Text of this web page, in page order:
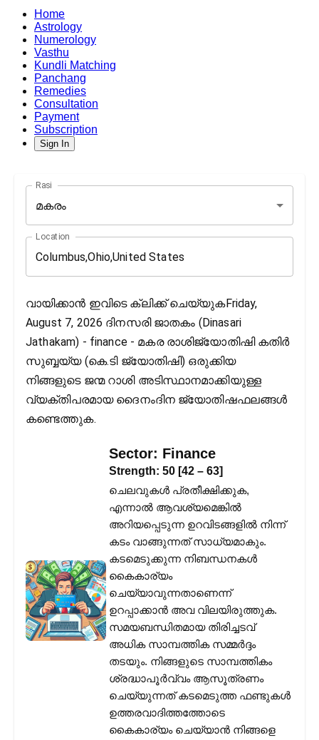
Home
Astrology
Numerology
Vasthu
Kundli Matching
Panchang
Remedies
Consultation
Payment
Subscription
Sign In
Rasi
മകരം
Location
വായിക്കാൻ ഇവിടെ ക്ലിക്ക് ചെയ്യുകFriday,
August 7, 2026 ദിനസരി ജാതകം (Dinasari
Jathakam) - finance - മകര രാശിജ്യോതിഷി കതിര്‍
സുബ്ബയ്യ (കെ.ടി ജ്യോതിഷി) ഒരുക്കിയ
നിങ്ങളുടെ ജന്മ റാശി അടിസ്ഥാനമാക്കിയുള്ള
വ്യക്തിപരമായ ദൈനംദിന ജ്യോതിഷഫലങ്ങള്‍
കണ്ടെത്തുക.
Sector: Finance
Strength: 50 [42 – 63]
ചെലവുകൾ പ്രതീക്ഷിക്കുക,
എന്നാൽ ആവശ്യമെങ്കിൽ
അറിയപ്പെടുന്ന ഉറവിടങ്ങളിൽ നിന്ന്
കടം വാങ്ങുന്നത് സാധ്യമാകും.
കടമെടുക്കുന്ന നിബന്ധനകൾ
കൈകാര്യം
ചെയ്യാവുന്നതാണെന്ന്
ഉറപ്പാക്കാൻ അവ വിലയിരുത്തുക.
സമയബന്ധിതമായ തിരിച്ചടവ്
അധിക സാമ്പത്തിക സമ്മർദ്ദം
തടയും. നിങ്ങളുടെ സാമ്പത്തികം
ശ്രദ്ധാപൂർവ്വം ആസൂത്രണം
ചെയ്യുന്നത് കടമെടുത്ത ഫണ്ടുകൾ
ഉത്തരവാദിത്തത്തോടെ
കൈകാര്യം ചെയ്യാൻ നിങ്ങളെ